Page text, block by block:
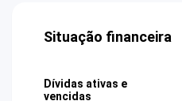
Situação financeira
Dívidas ativas e
vencidas